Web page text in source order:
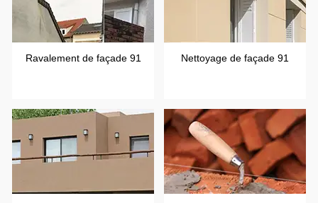
Ravalement de façade 91 Nettoyage de façade 91